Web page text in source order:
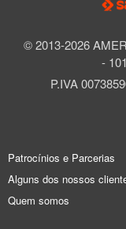
© 2013-2026
-
P.IVA
Patrocínios e Parcerias
Alguns dos nossos
Quem somos